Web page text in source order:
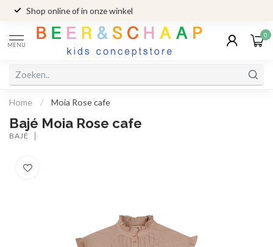
Shop online of in onze winkel
MENU
0
Home / Moia Rose cafe
Bajé Moia Rose cafe
BAJÉ